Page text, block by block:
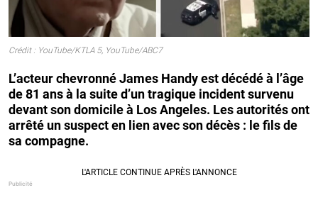
Crédit : YouTube/KTLA 5, YouTube/ABC7
L’acteur chevronné James Handy est décédé à l’âge
de 81 ans à la suite d’un tragique incident survenu
devant son domicile à Los Angeles. Les autorités ont
arrêté un suspect en lien avec son décès : le fils de
sa compagne.